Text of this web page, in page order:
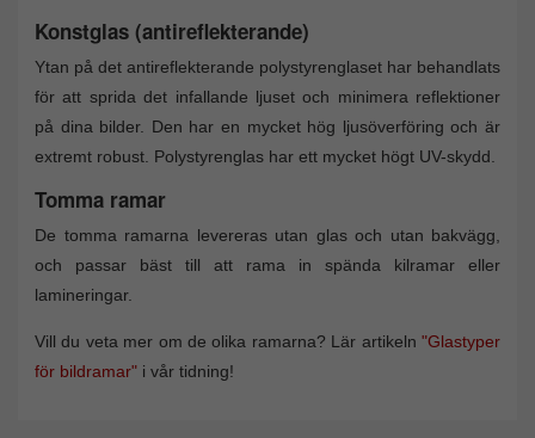
Konstglas (antireflekterande)
Ytan på det antireflekterande polystyrenglaset har behandlats
för att sprida det infallande ljuset och minimera reflektioner
på dina bilder. Den har en mycket hög ljusöverföring och är
extremt robust. Polystyrenglas har ett mycket högt UV-skydd.
Tomma ramar
De tomma ramarna levereras utan glas och utan bakvägg,
och passar bäst till att rama in spända kilramar eller
lamineringar.
Vill du veta mer om de olika ramarna? Lär artikeln "Glastyper
för bildramar" i vår tidning!